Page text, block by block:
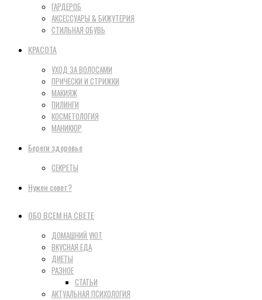
ГАРДЕРОБ
АКСЕССУАРЫ & БИЖУТЕРИЯ
СТИЛЬНАЯ ОБУВЬ
КРАСОТА
УХОД ЗА ВОЛОСАМИ
ПРИЧЕСКИ И СТРИЖКИ
МАКИЯЖ
ПИЛИНГИ
КОСМЕТОЛОГИЯ
МАНИКЮР
Береги здоровье
СЕКРЕТЫ
Нужен совет?
ОБО ВСЕМ НА СВЕТЕ
ДОМАШНИЙ УЮТ
ВКУСНАЯ ЕДА
ДИЕТЫ
РАЗНОЕ
СТАТЬИ
АКТУАЛЬНАЯ ПСИХОЛОГИЯ